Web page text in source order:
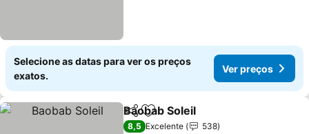
Selecione as datas para ver os preços
exatos.
Ver preços
PartilharAdicionar aos favoritos
Baobab Soleil
8,5 Excelente
538